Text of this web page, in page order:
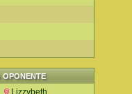
OPONENTE
Lizzybeth